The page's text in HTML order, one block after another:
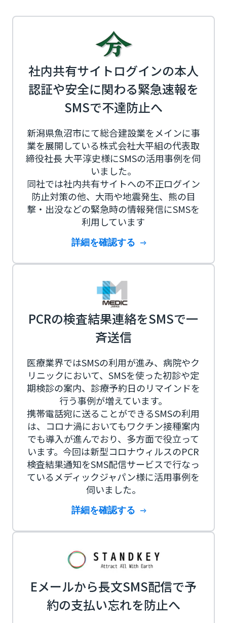
社内共有サイトログインの本人
認証や安全に関わる緊急速報を
SMSで不達防止へ
新潟県魚沼市にて総合建設業をメインに事
業を展開している株式会社大平組の代表取
締役社長 大平淳史様にSMSの活用事例を伺
いました。
同社では社内共有サイトへの不正ログイン
防止対策の他、大雨や地震発生、熊の目
撃・出没などの緊急時の情報発信にSMSを
利用しています
詳細を確認する
PCRの検査結果連絡をSMSで一
斉送信
医療業界ではSMSの利用が進み、病院やク
リニックにおいて、SMSを使った初診や定
期検診の案内、診療予約日のリマインドを
行う事例が増えています。
携帯電話宛に送ることができるSMSの利用
は、コロナ渦においてもワクチン接種案内
でも導入が進んでおり、多方面で役立って
います。今回は新型コロナウィルスのPCR
検査結果通知をSMS配信サービスで行なっ
ているメディックジャパン様に活用事例を
伺いました。
詳細を確認する
Eメールから長文SMS配信で予
約の支払い忘れを防止へ